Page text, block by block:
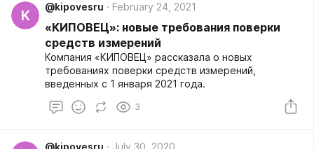
K
@kipovesru February 24, 2021
«КИПОВЕЦ»: новые требования поверки
средств измерений
Компания «КИПОВЕЦ» рассказала о новых
требованиях поверки средств измерений,
введенных с 1 января 2021 года.
3
@kipovesru July 30, 2020